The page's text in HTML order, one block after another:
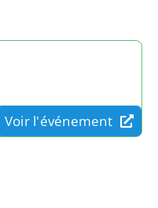
Voir l'événement